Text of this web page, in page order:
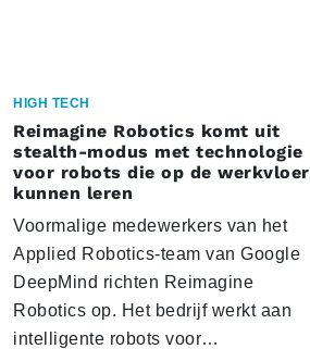
HIGH TECH
Reimagine Robotics komt uit
stealth-modus met technologie
voor robots die op de werkvloer
kunnen leren
Voormalige medewerkers van het
Applied Robotics-team van Google
DeepMind richten Reimagine
Robotics op. Het bedrijf werkt aan
intelligente robots voor…